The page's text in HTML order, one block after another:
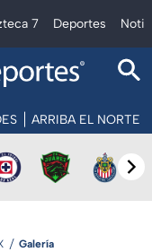
7 Deportes
ARRIBA EL NORTE
Galería